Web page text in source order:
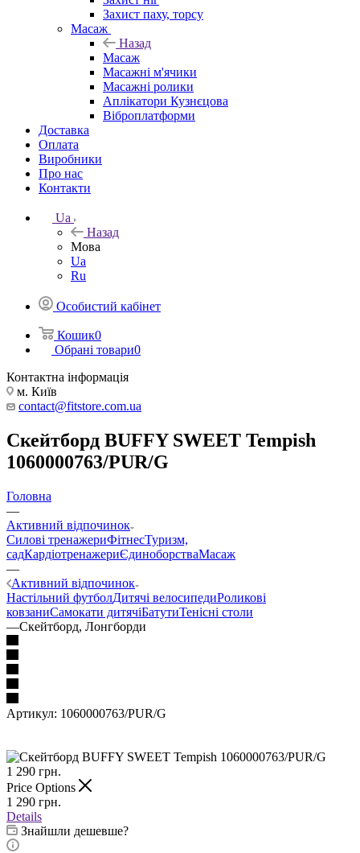
Захист паху, торсу
Масаж
Назад
Масаж
Масажні м'ячики
Масажні ролики
Аплікатори Кузнєцова
Віброплатформи
Доставка
Оплата
Виробники
Про нас
Контакти
Ua
Назад
Мова
Ua
Ru
Особистий кабінет
Кошик0
Обрані товари0
Контактна інформація
м. Київ
contact@fitstore.com.ua
Скейтборд BUFFY SWEET Tempish
1060000763/PUR/G
Головна
—
Активний відпочинок
Силові тренажериФітнесТуризм,
садКардіотренажериЄдиноборстваМасаж
—
Активний відпочинок
Настільний футболДитячі велосипедиРоликові
ковзаниСамокати дитячіБатутиТенісні столи
—Скейтборд, Лонгборди
Артикул: 1060000763/PUR/G
1 290 грн.
Price Options
1 290 грн.
Details
Знайшли дешевше?